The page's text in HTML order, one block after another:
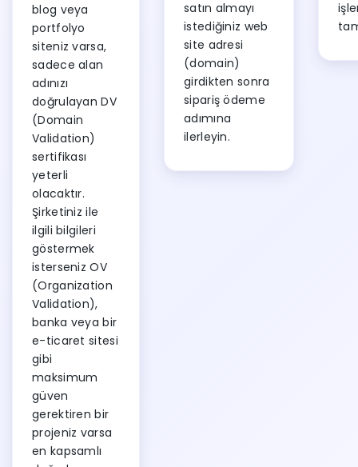
blog veya
portfolyo
siteniz varsa,
sadece alan
adınızı
doğrulayan DV
(Domain
Validation)
sertifikası
yeterli
olacaktır.
Şirketiniz ile
ilgili bilgileri
göstermek
isterseniz OV
(Organization
Validation),
banka veya bir
e-ticaret sitesi
gibi
maksimum
güven
gerektiren bir
projeniz varsa
en kapsamlı
satın almayı
istediğiniz web
site adresi
(domain)
girdikten sonra
sipariş ödeme
adımına
ilerleyin.